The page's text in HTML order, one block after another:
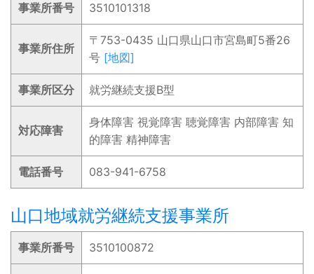
事業所番号 3510101318
事業所住所
〒753-0435 山口県山口市宮島町5番26
号 [地図]
事業所区分 就労継続支援B型
対応障害
身体障害 視覚障害 聴覚障害 内部障害 知
的障害 精神障害
電話番号 083-941-6758
山口地域就労継続支援事業所
事業所番号 3510100872